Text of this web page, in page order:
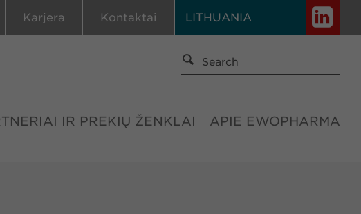
LITHUANIA
Karjera Kontaktai
IR PREKIŲ ŽENKLAI APIE EWOPHARMA